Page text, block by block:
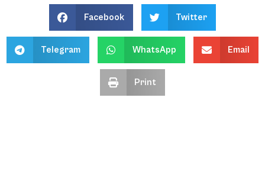
Facebook Twitter
Telegram WhatsApp Email
Print